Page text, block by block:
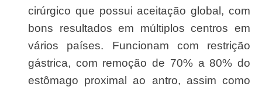
cirúrgico que possui aceitação global, com
bons resultados em múltiplos centros em
vários países. Funcionam com restrição
gástrica, com remoção de 70% a 80% do
estômago proximal ao antro, assim como